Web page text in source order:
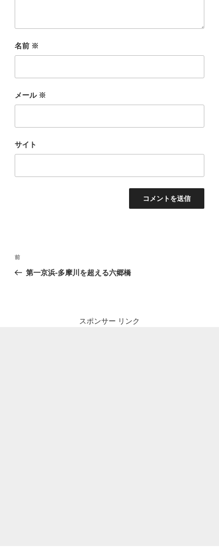
名前 ※
メール ※
サイト
投
ナ
前
の
前
第一京浜-多摩川を超える六郷橋
スポンサー リンク